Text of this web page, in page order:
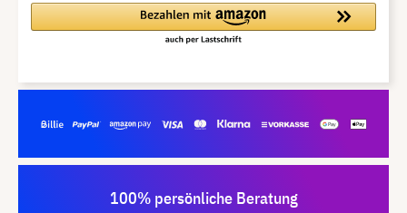
100% persönliche Beratung